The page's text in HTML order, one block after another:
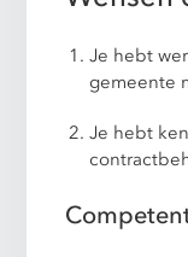
Je hebt
gemeente
Je hebt